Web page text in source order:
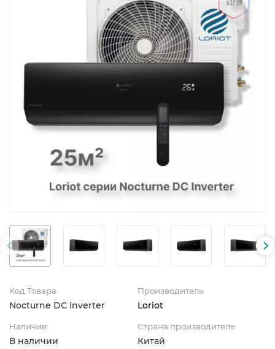
Код Товара
Nocturne DC Inverter
Производитель
Loriot
Наличие:
В наличии
Страна производитель
Китай